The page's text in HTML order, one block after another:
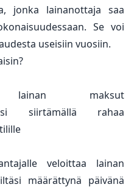
jonka lainanottaja saa
Se voi
useisiin vuosiin.
maksut
siirtämällä rahaa
veloittaa lainan
määrättynä päivänä